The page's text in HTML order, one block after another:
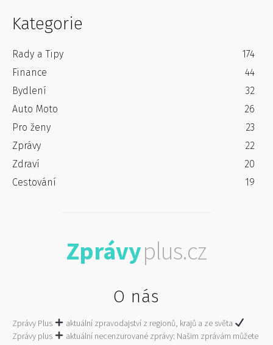
Kategorie
Rady a Tipy
174
Finance
44
Bydlení
32
Auto Moto
26
Pro ženy
23
Zprávy
22
Zdraví
20
Cestování
19
Zprávyplus.cz
O nás
Zprávy Plus
aktuální zpravodajství z regionů, krajů a ze světa
Zprávy plus
aktuální necenzurované zprávy: Našim zprávám můžete